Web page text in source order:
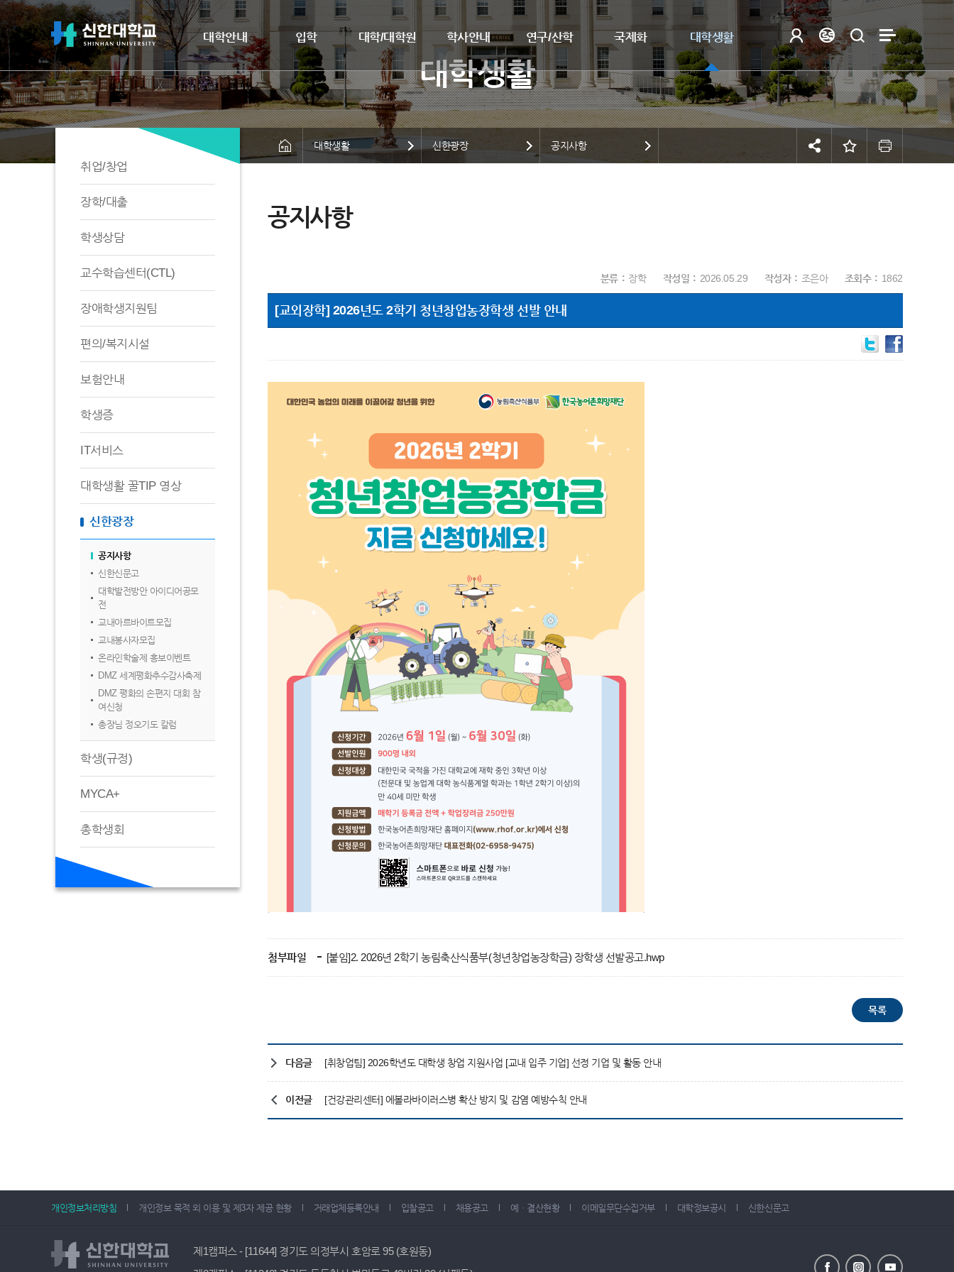
대학안내 입학 대학/대학원 학사안내 연구/산학 국제화 대학생활
취업/창업
장학/대출
학생상담
교수학습센터(CTL)
장애학생지원팀
편의/복지시설
보험안내
학생증
IT서비스
대학생활 꿀TIP 영상
신한광장
공지사항
신한신문고
대학발전방안 아이디어공모
전
교내아르바이트모집
교내봉사자모집
온라인학술제 홍보이벤트
DMZ 세계평화추수감사축제
DMZ 평화의 손편지 대회 참
여신청
총장님 정오기도 칼럼
학생(규정)
MYCA+
총학생회
대학생활 신한광장 공지사항
공지사항
분류 장학 작성일 2026.05.29 작성자 조은아 조회수 1862
[교외장학] 2026년도 2학기 청년창업농장학생 선발 안내
첨부파일 [붙임]2. 2026년 2학기 농림축산식품부(청년창업농장학금) 장학생 선발공고.hwp
다음글 [취창업팀] 2026학년도 대학생 창업 지원사업 [교내 입주 기업] 선정 기업 및 활동 안내
이전글 [건강관리센터] 에볼라바이러스병 확산 방지 및 감염 예방수칙 안내
개인정보처리방침 개인정보 목적 외 이용 및 제3자 제공 현황 거래업체등록안내 입찰공고 채용공고 예ㆍ결산현황 이메일무단수집거부 대학정보공시 신한신문고
제1캠퍼스 - [11644] 경기도 의정부시 호암로 95 (호원동)